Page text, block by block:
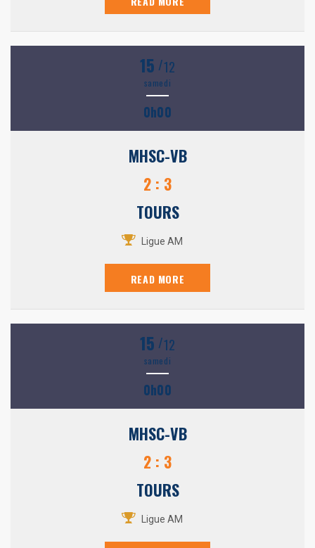
15 /12
samedi
0h00
MHSC-VB
2 : 3
TOURS
Ligue AM
READ MORE
15 /12
samedi
0h00
MHSC-VB
2 : 3
TOURS
Ligue AM